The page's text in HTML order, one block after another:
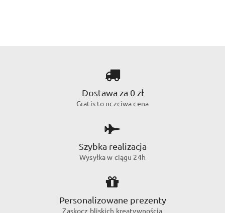
Dostawa za 0 zł
Gratis to uczciwa cena
Szybka realizacja
Wysyłka w ciągu 24h
Personalizowane prezenty
Zaskocz bliskich kreatywnością